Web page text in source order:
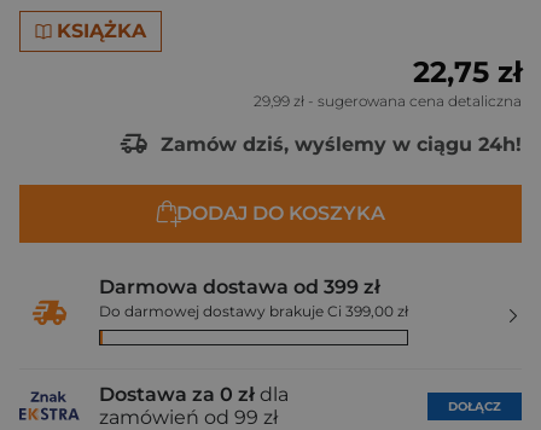
KSIĄŻKA
22,75 zł
29,99 zł - sugerowana cena detaliczna
Zamów dziś, wyślemy w ciągu 24h!
DODAJ DO KOSZYKA
Darmowa dostawa od 399 zł
Do darmowej dostawy brakuje Ci 399,00 zł
Dostawa za 0 zł dla
zamówień od 99 zł
DOŁĄCZ